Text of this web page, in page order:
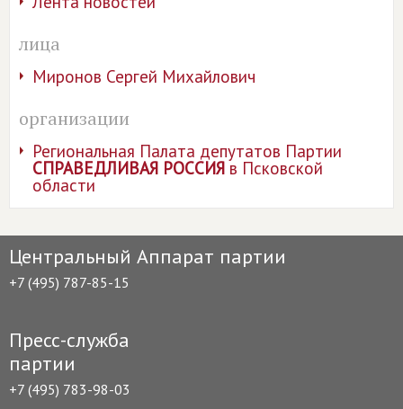
лица
Миронов Сергей Михайлович
организации
Региональная Палата депутатов Партии
СПРАВЕДЛИВАЯ РОССИЯв Псковской
области
Центральный Аппарат партии
+7 (495) 787-85-15
Пресс-служба
партии
+7 (495) 783-98-03